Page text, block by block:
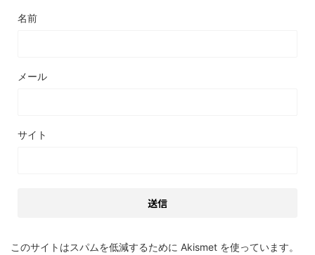
名前
メール
サイト
このサイトはスパムを低減するために Akismet を使っています。